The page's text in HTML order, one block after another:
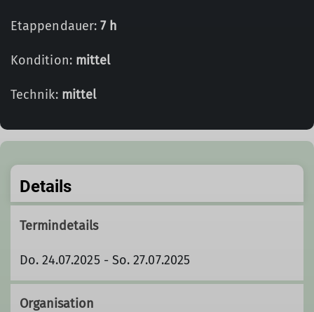
Etappendauer:7 h
Kondition: mittel
Technik: mittel
Details
Termindetails
Do. 24.07.2025 - So. 27.07.2025
Organisation